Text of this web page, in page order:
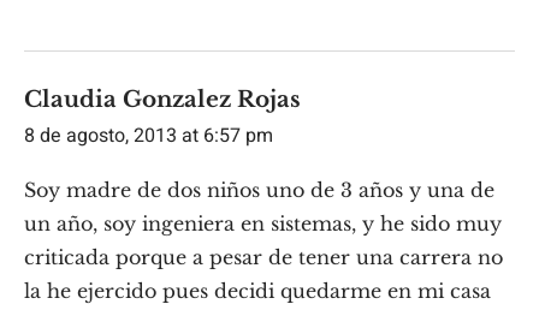
Claudia Gonzalez Rojas
8 de agosto, 2013 at 6:57 pm
Soy madre de dos niños uno de 3 años y una de
un año, soy ingeniera en sistemas, y he sido muy
criticada porque a pesar de tener una carrera no
la he ejercido pues decidi quedarme en mi casa